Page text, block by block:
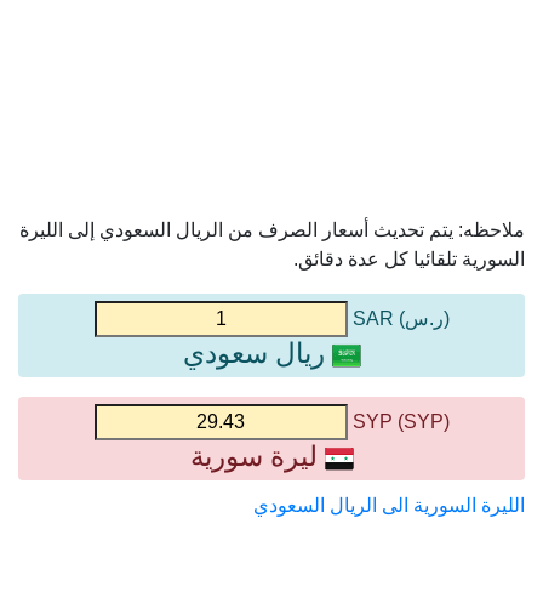
ملاحظه: يتم تحديث أسعار الصرف من الريال السعودي إلى الليرة
السورية تلقائيا كل عدة دقائق.
(ر.س) SAR
ريال سعودي
(SYP) SYP
ليرة سورية
الليرة السورية الى الريال السعودي